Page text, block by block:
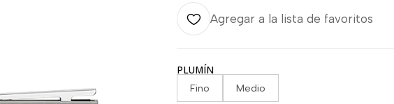
Agregar a la lista de favoritos
PLUMÍN
Fino Medio